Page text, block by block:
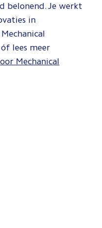
belonend. Je werkt
in
lees meer
Mechanical